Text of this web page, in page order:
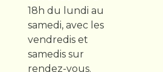
18h du lundi au
samedi, avec les
vendredis et
samedis sur
rendez-vous.